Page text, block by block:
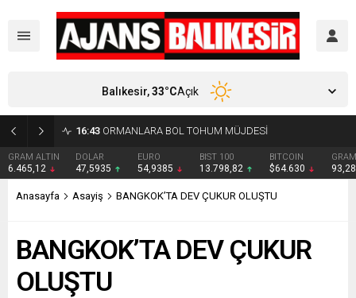
16:43 ORMANLARA BOL TOHUM MÜJDESİ
GRAM ALTIN
6.465,12
DOLAR
47,5935
EURO
54,9385
BIST 100
13.798,82
BITCOIN
$64.630
Balıkesir,33°CAçık
Anasayfa Asayiş BANGKOK’TA DEV ÇUKUR OLUŞTU
BANGKOK’TA DEV ÇUKUR
OLUŞTU